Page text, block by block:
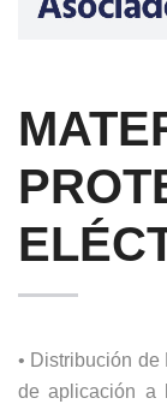
• Distribución
de aplicación a